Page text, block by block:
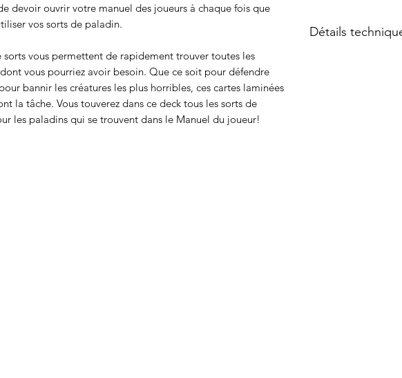
devoir ouvrir votre manuel des joueurs à chaque fois que
vos sorts de paladin.
sorts vous permettent de rapidement trouver toutes les
vous pourriez avoir besoin. Que ce soit pour défendre
bannir les créatures les plus horribles, ces cartes laminées
la tâche. Vous touverez dans ce deck tous les sorts de
les paladins qui se trouvent dans le Manuel du joueur!
Détails